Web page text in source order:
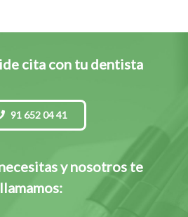
cita con tu dentista
91 652 04 41
y nosotros te
llamamos: